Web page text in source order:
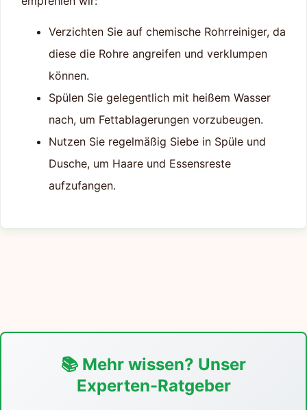
Verzichten Sie auf chemische Rohrreiniger, da
diese die Rohre angreifen und verklumpen
können.
Spülen Sie gelegentlich mit heißem Wasser
nach, um Fettablagerungen vorzubeugen.
Nutzen Sie regelmäßig Siebe in Spüle und
Dusche, um Haare und Essensreste
aufzufangen.
📚 Mehr wissen? Unser
Experten-Ratgeber